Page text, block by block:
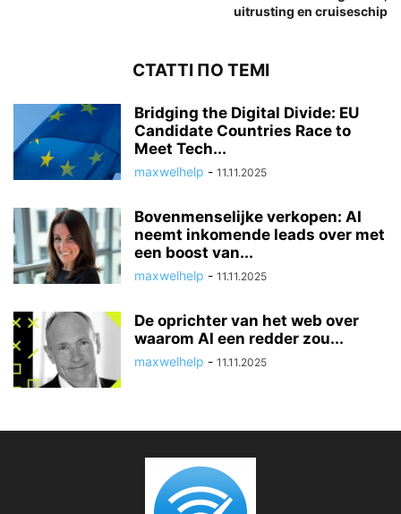
uitrusting en cruiseschip
СТАТТІ ПО ТЕМІ
Bridging the Digital Divide: EU
Candidate Countries Race to
Meet Tech...
maxwelhelp - 11.11.2025
Bovenmenselijke verkopen: AI
neemt inkomende leads over met
een boost van...
maxwelhelp - 11.11.2025
De oprichter van het web over
waarom AI een redder zou...
maxwelhelp - 11.11.2025